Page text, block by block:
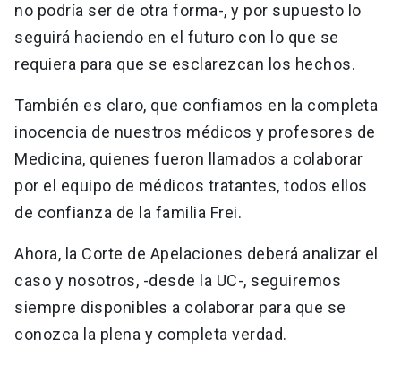
no podría ser de otra forma-, y por supuesto lo
seguirá haciendo en el futuro con lo que se
requiera para que se esclarezcan los hechos.
También es claro, que confiamos en la completa
inocencia de nuestros médicos y profesores de
Medicina, quienes fueron llamados a colaborar
por el equipo de médicos tratantes, todos ellos
de confianza de la familia Frei.
Ahora, la Corte de Apelaciones deberá analizar el
caso y nosotros, -desde la UC-, seguiremos
siempre disponibles a colaborar para que se
conozca la plena y completa verdad.